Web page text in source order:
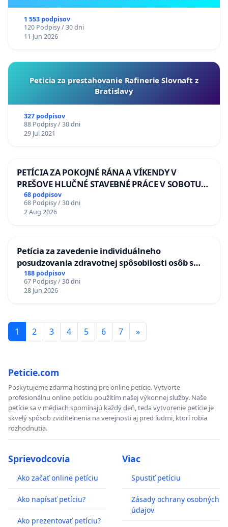
1 553 podpisov
120 Podpisy / 30 dni
11 Jun 2026
Peticia za prestahovanie Rafinerie Slovnaft z
Bratislavy
327 podpisov
88 Podpisy / 30 dni
29 Jul 2021
PETÍCIA ZA POKOJNÉ RÁNA A VÍKENDY V
PREŠOVE HLUČNÉ STAVEBNÉ PRÁCE V SOBOTU
LEN OD 9.00 DO 13.00 HOD., CEZ PRACOVNÝ
TÝŽDEŇ CIEĽ 8.00 – 18.00 HOD. A PRAVIDELNÁ
KONTROLA STAVBY C-AREA NA
68 podpisov
68 Podpisy / 30 dni
2 Aug 2026
Petícia za zavedenie individuálneho
posudzovania zdravotnej spôsobilosti osôb s
diabetom 1. a 2. typu pri prijímaní do
Policajného zboru SR
188 podpisov
67 Podpisy / 30 dni
28 Jun 2026
1 2 3 4 5 6 7 »
Peticie.com
Poskytujeme zdarma hosting pre online petície. Vytvorte
profesionálnu online petíciu použítím našej výkonnej služby. Naše
petície sa v médiach spomínajú každý deň, teda vytvorenie petície je
skvelý spôsob zviditelnenia na verejnosti aj pred ľudmi, ktorí robia
rozhodnutia.
Sprievodcovia
Ako začať online petíciu
Ako napísať petíciu?
Ako prezentovať petíciu?
Viac
Spustiť petíciu
Zásady ochrany osobných
údajov